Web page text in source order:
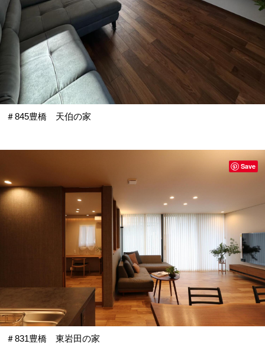
＃845豊橋 天伯の家
＃831豊橋 東岩田の家
Save